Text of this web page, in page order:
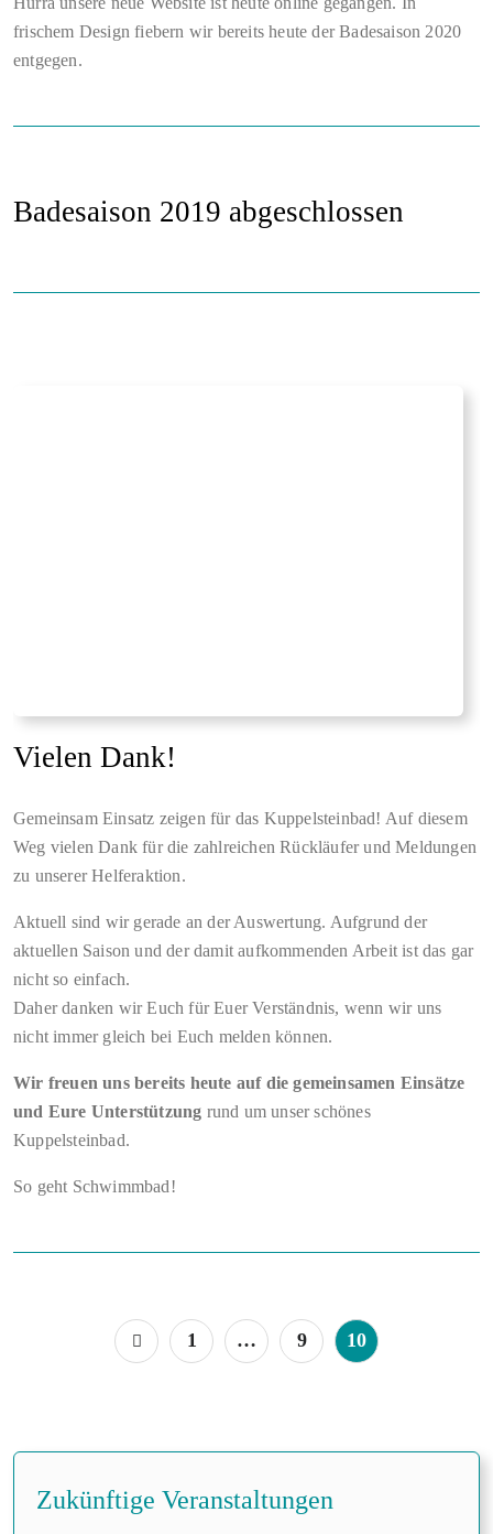
frischem Design fiebern wir bereits heute der Badesaison 2020
entgegen.
Badesaison 2019 abgeschlossen
Vielen Dank!
Gemeinsam Einsatz zeigen für das Kuppelsteinbad! Auf diesem
Weg vielen Dank für die zahlreichen Rückläufer und Meldungen
zu unserer Helferaktion.
Aktuell sind wir gerade an der Auswertung. Aufgrund der
aktuellen Saison und der damit aufkommenden Arbeit ist das gar
nicht so einfach.
Daher danken wir Euch für Euer Verständnis, wenn wir uns
nicht immer gleich bei Euch melden können.
Wir freuen uns bereits heute auf die gemeinsamen Einsätze
und Eure Unterstützung rund um unser schönes
Kuppelsteinbad.
So geht Schwimmbad!
1 … 9 10
Zukünftige Veranstaltungen